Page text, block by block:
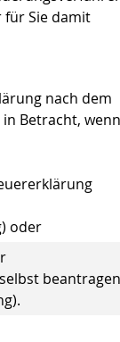
für Sie damit
nach dem
Betracht, wenn
oder
beantragen